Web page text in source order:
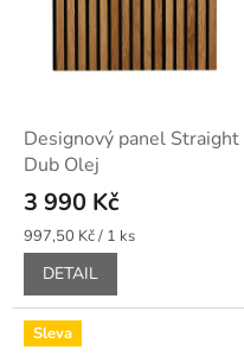
Designový panel Straight
Dub Olej
3 990 Kč
Měrná
cena:
997,50 Kč / 1 ks
DETAIL
Sleva